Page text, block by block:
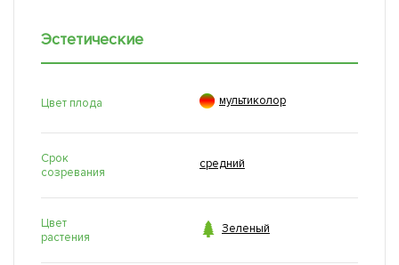
Эстетические
Цвет плода  мультиколор
Срок
созревания
средний
Цвет
растения
 Зеленый